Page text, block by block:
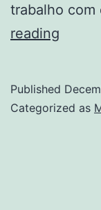
trabalho com
reading
Published
Categorized as